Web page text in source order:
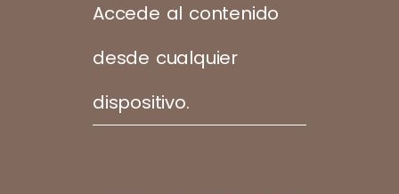
Accede al contenido
desde cualquier
dispositivo.